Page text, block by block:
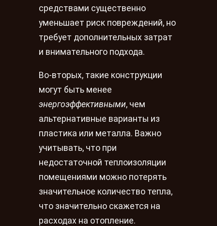
средствами существенно
уменьшаeт риск повреждений, но
требует дополнительных затрат
и внимательного подхода.
Во-вторых, такие конструкции
могут быть менее
энергоэффективными, чем
альтернативные варианты из
пластика или металла. Важно
учитывать, что при
недостаточной теплоизоляции
помещениями можно потерять
значительное количество тепла,
что значительно скажется на
расходах на отопление.